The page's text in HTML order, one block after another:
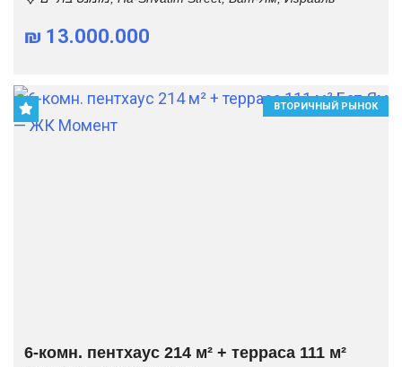
₪ 13.000.000
ВТОРИЧНЫЙ РЫНОК
6-комн. пентхаус 214 м² + терраса 111 м²